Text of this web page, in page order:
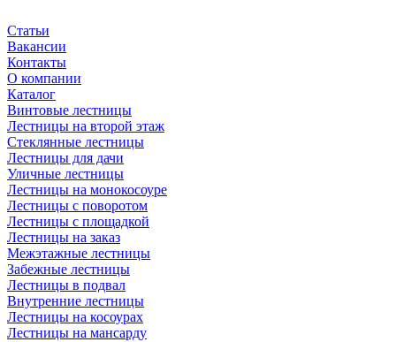
Статьи
Вакансии
Контакты
О компании
Каталог
Винтовые лестницы
Лестницы на второй этаж
Стеклянные лестницы
Лестницы для дачи
Уличные лестницы
Лестницы на монокосоуре
Лестницы с поворотом
Лестницы с площадкой
Лестницы на заказ
Межэтажные лестницы
Забежные лестницы
Лестницы в подвал
Внутренние лестницы
Лестницы на косоурах
Лестницы на мансарду